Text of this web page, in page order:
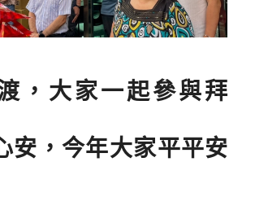
，大家一起參與拜
安，今年大家平平安